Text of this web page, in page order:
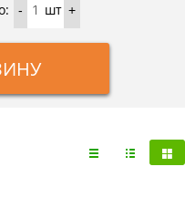
- шт +